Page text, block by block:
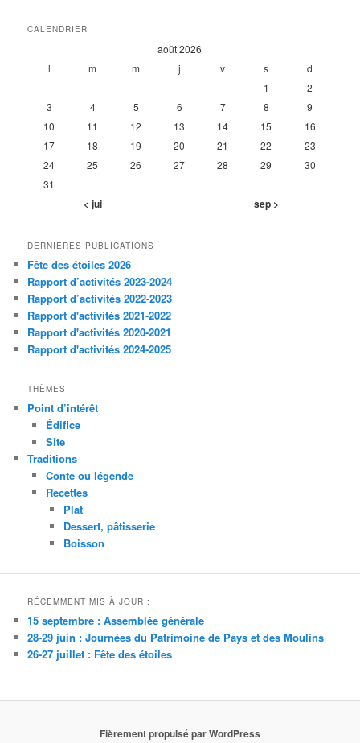
CALENDRIER
août 2026
l
m m j v s
d
1
2
3
4 5 6 7 8
9
10
11 12 13 14 15
16
17
18 19 20 21 22
23
24
25 26 27 28 29
30
31
< jui sep >
DERNIÈRES PUBLICATIONS
Fête des étoiles 2026
Rapport d’activités 2023-2024
Rapport d’activités 2022-2023
Rapport d'activités 2021-2022
Rapport d'activités 2020-2021
Rapport d'activités 2024-2025
THÈMES
Point d’intérêt
Édifice
Site
Traditions
Conte ou légende
Recettes
Plat
Dessert, pâtisserie
Boisson
RÉCEMMENT MIS À JOUR :
15 septembre : Assemblée générale
28-29 juin : Journées du Patrimoine de Pays et des Moulins
26-27 juillet : Fête des étoiles
Fièrement propulsé par WordPress